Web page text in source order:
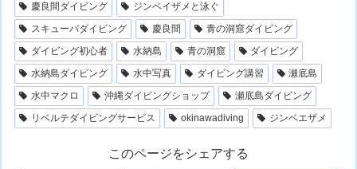
慶良間ダイビング
ジンベイザメと泳ぐ
スキューバダイビング
慶良間
青の洞窟ダイビング
ダイビング初心者
水納島 青の洞窟
ダイビング
水納島ダイビング
水中写真 ダイビング講習
瀬底島
水中マクロ
沖縄ダイビングショップ
瀬底島ダイビング
リベルテダイビングサービス
okinawadiving ジンベエザメ
このページをシェアする